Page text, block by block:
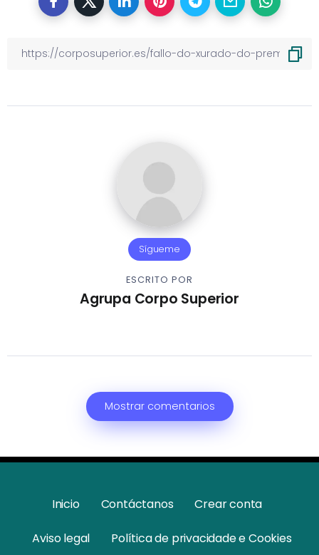
Sígueme
ESCRITO POR
Agrupa Corpo Superior
Mostrar comentarios
Inicio Contáctanos Crear conta
Aviso legal Política de privacidade e Cookies